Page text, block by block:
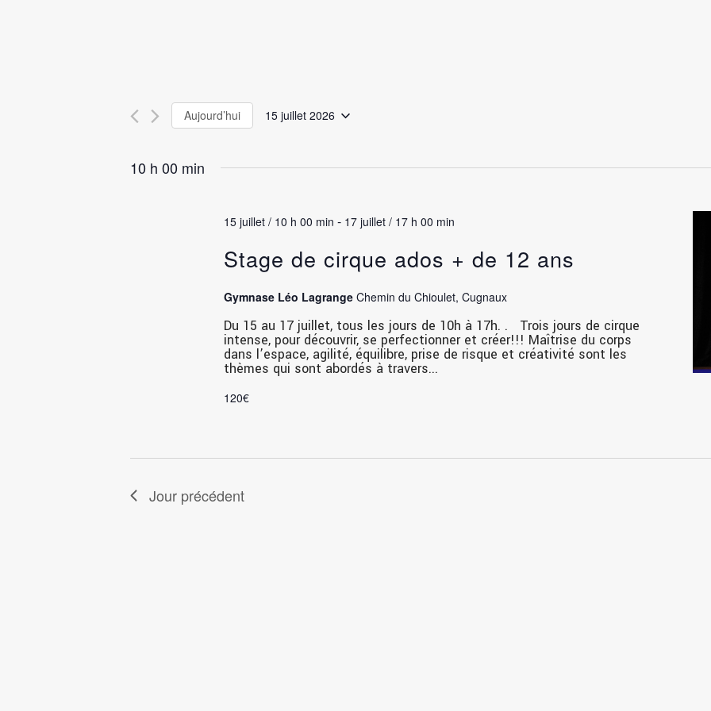
Aujourd’hui 15 juillet 2026
10 h 00 min
15 juillet / 10 h 00 min - 17 juillet / 17 h 00 min
Stage de cirque ados + de 12 ans
Gymnase Léo LagrangeChemin du Chioulet, Cugnaux
Du 15 au 17 juillet, tous les jours de 10h à 17h. . Trois jours de cirque
intense, pour découvrir, se perfectionner et créer!!! Maîtrise du corps
dans l’espace, agilité, équilibre, prise de risque et créativité sont les
thèmes qui sont abordés à travers...
120€
Jour précédent